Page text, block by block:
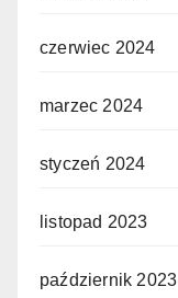
czerwiec 2024
marzec 2024
styczeń 2024
listopad 2023
październik 2023